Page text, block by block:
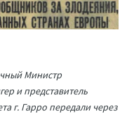
Министр
и представитель
г. Гарро передали через